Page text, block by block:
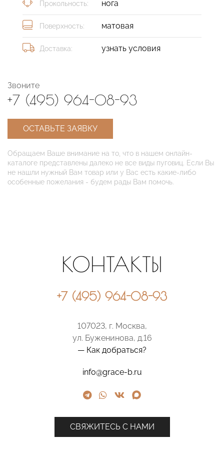
Прокольность: нога
Поверхность: матовая
Доставка: узнать условия
Звоните
+7 (495) 964-08-93
ОСТАВЬТЕ ЗАЯВКУ
Обращаем Ваше внимание на то, что в нашем онлайн-
каталоге представлены далеко не все виды пуговиц. Если Вы
не нашли нужный Вам товар или у Вас есть какие-либо
особенные пожелания - будем рады Вам помочь.
КОНТАКТЫ
+7 (495) 964-08-93
107023, г. Москва,
ул. Буженинова, д.16
— Как добраться?
info@grace-b.ru
СВЯЖИТЕСЬ С НАМИ